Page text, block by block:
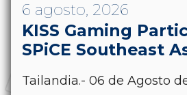
6 agosto, 2026
KISS Gaming
SPiCE Southeast
Tailandia.- 06 de Agosto